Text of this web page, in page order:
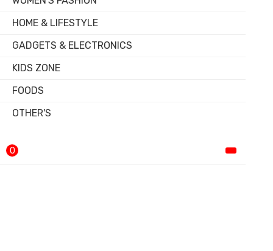
HOME & LIFESTYLE
GADGETS & ELECTRONICS
KIDS ZONE
FOODS
OTHER'S
0